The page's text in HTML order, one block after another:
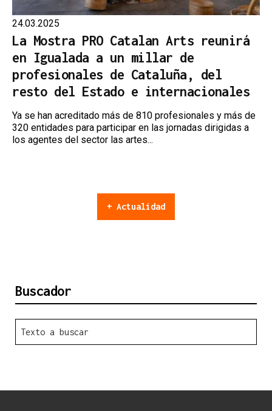
24.03.2025
La Mostra PRO Catalan Arts reunirá
en Igualada a un millar de
profesionales de Cataluña, del
resto del Estado e internacionales
Ya se han acreditado más de 810 profesionales y más de
320 entidades para participar en las jornadas dirigidas a
los agentes del sector las artes...
+ Actualidad
Buscador